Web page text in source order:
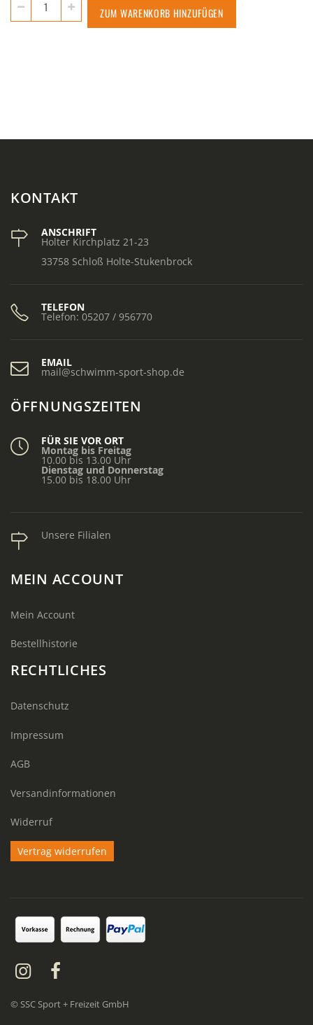
ZUM WARENKORB HINZUFÜGEN
KONTAKT
ANSCHRIFT
Holter Kirchplatz 21-23
33758 Schloß Holte-Stukenbrock
TELEFON
Telefon: 05207 / 956770
EMAIL
mail@schwimm-sport-shop.de
ÖFFNUNGSZEITEN
FÜR SIE VOR ORT
Montag bis Freitag
10.00 bis 13.00 Uhr
Dienstag und Donnerstag
15.00 bis 18.00 Uhr
Unsere Filialen
MEIN ACCOUNT
Mein Account
Bestellhistorie
RECHTLICHES
Datenschutz
Impressum
AGB
Versandinformationen
Widerruf
Vertrag widerrufen
© SSC Sport + Freizeit GmbH